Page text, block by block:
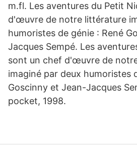
m.fl. Les aventures du Petit
d'œuvre de notre littérature
humoristes de génie : René
Jacques Sempé. Les
sont un chef d'œuvre de
imaginé par deux humoristes
Goscinny et Jean-Jacques
pocket, 1998.